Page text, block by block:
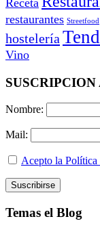
restaurantes Streetfood
hostelería
Vino
Nombre:
Mail:
Acepto la Política
Temas el Blog